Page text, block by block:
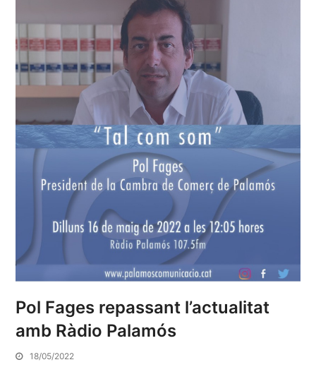
Pol Fages repassant l’actualitat
amb Ràdio Palamós
18/05/2022